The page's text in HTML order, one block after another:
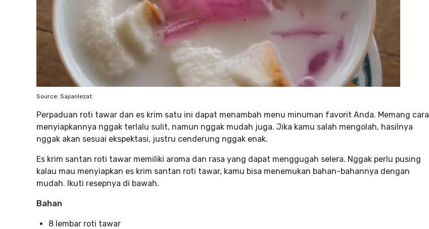
Source: Sajianlezat
Perpaduan roti tawar dan es krim satu ini dapat menambah menu minuman favorit Anda. Memang cara
menyiapkannya nggak terlalu sulit, namun nggak mudah juga. Jika kamu salah mengolah, hasilnya
nggak akan sesuai ekspektasi, justru cenderung nggak enak.
Es krim santan roti tawar memiliki aroma dan rasa yang dapat menggugah selera. Nggak perlu pusing
kalau mau menyiapkan es krim santan roti tawar, kamu bisa menemukan bahan-bahannya dengan
mudah. Ikuti resepnya di bawah.
Bahan
8 lembar roti tawar